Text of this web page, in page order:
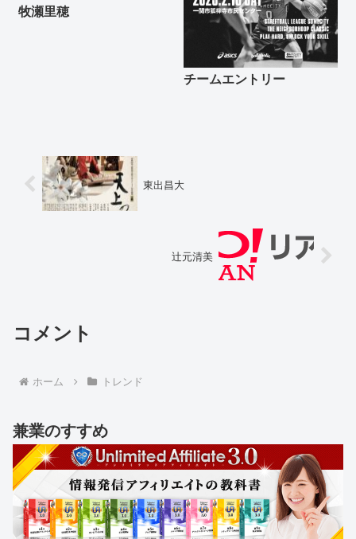
牧瀬里穂
チームエントリー
東出昌大
辻元清美
コメント
ホーム トレンド
兼業のすすめ